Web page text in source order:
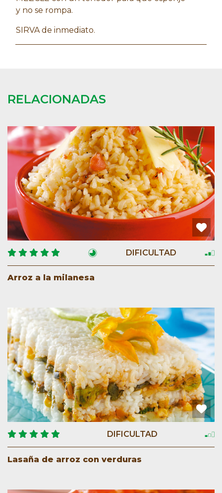
y no se rompa.
SIRVA de inmediato.
RELACIONADAS
DIFICULTAD
Arroz a la milanesa
DIFICULTAD
Lasaña de arroz con verduras